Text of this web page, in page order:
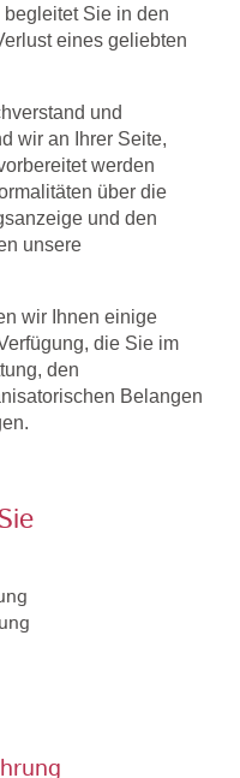
Sie in den
eines geliebten
und
wir an Ihrer Seite,
werden
über die
und den
unsere
wir Ihnen einige
die Sie im
den
Belangen